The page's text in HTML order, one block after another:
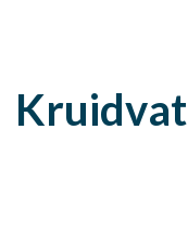
Kruidvat